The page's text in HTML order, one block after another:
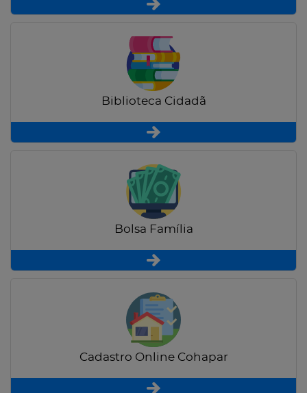
Biblioteca Cidadã
Bolsa Família
Cadastro Online Cohapar